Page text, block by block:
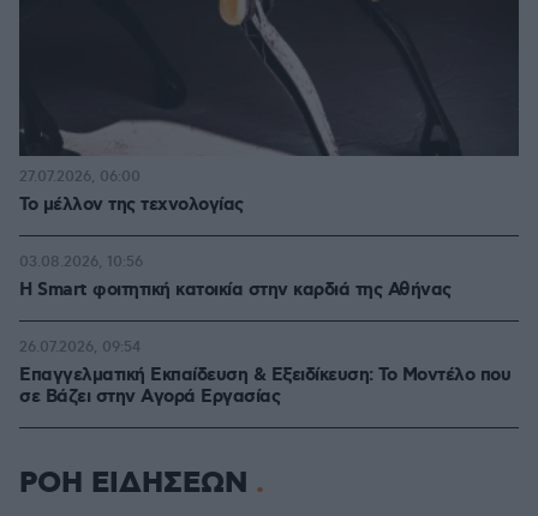
Το μέλλον της τεχνολογίας
27.07.2026, 06:00
Η Smart φοιτητική κατοικία στην καρδιά της Αθήνας
03.08.2026, 10:56
Επαγγελματική Εκπαίδευση & Εξειδίκευση: Το Mοντέλο που
σε Bάζει στην Aγορά Eργασίας
26.07.2026, 09:54
ΡΟΗ ΕΙΔΗΣΕΩΝ